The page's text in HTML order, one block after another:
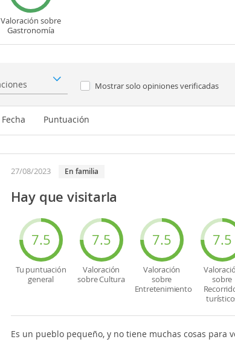
Valoración sobre
Gastronomía
Mostrar solo opiniones verificadas
Fecha Puntuación
27/08/2023 En familia
Hay que visitarla
7.5
Tu puntuación
general
7.5
Valoración
sobre Cultura
7.5
Valoración
sobre
Entretenimiento
7.5
sobre
Es un pueblo pequeño, y no tiene muchas cosas para